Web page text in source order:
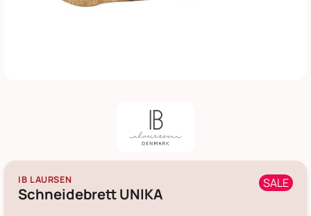
SALE
IB LAURSEN
Schneidebrett UNIKA